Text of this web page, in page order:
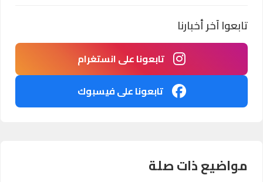
تابعوا آخر أخبارنا
تابعونا على انستغرام
تابعونا على فيسبوك
مواضيع ذات صلة